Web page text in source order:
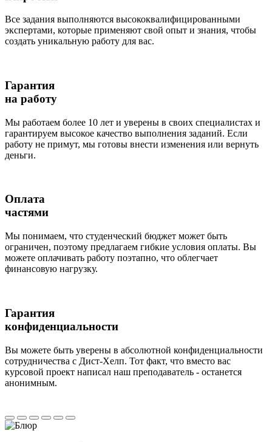
Все задания выполняются высококвалифицированными
экспертами, которые применяют свой опыт и знания, чтобы
создать уникальную работу для вас.
Гарантия
на работу
Мы работаем более 10 лет и уверены в своих специалистах и
гарантируем высокое качество выполнения заданий. Если
работу не примут, мы готовы внести изменения или вернуть
деньги.
Оплата
частями
Мы понимаем, что студенческий бюджет может быть
ограничен, поэтому предлагаем гибкие условия оплаты. Вы
можете оплачивать работу поэтапно, что облегчает
финансовую нагрузку.
Гарантия
конфиденциальности
Вы можете быть уверены в абсолютной конфиденциальности
сотрудничества с Дист-Хелп. Тот факт, что вместо вас
курсовой проект написал наш преподаватель - останется
анонимным.